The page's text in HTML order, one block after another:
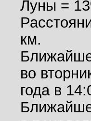
Луны =
км.
во
года в